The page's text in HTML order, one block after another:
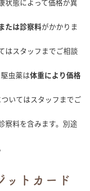
状態によって価格が異
たは診察料がかかりま
はスタッフまでご相談
虫薬は体重により価格
いてはスタッフまでご
察料を含みます。別途
ットカード